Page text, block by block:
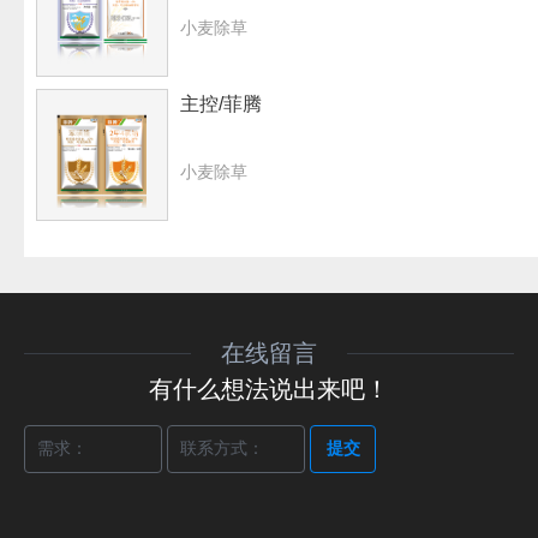
小麦除草
主控/菲腾
小麦除草
在线留言
有什么想法说出来吧！